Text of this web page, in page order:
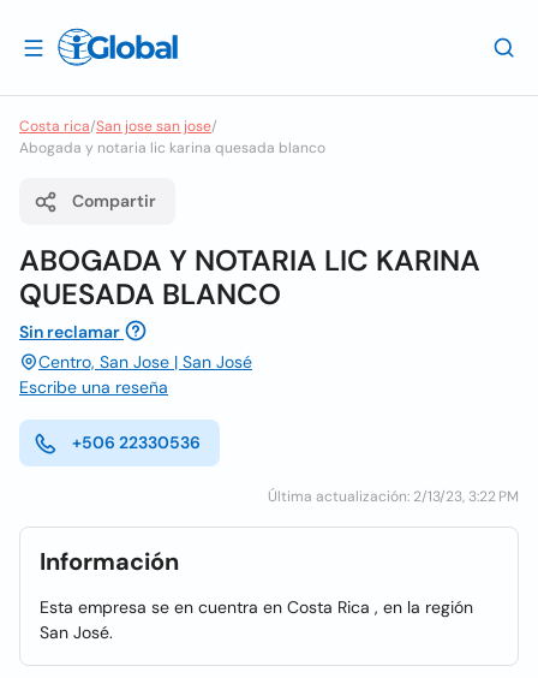
Costa rica/San jose san jose/
Abogada y notaria lic karina quesada blanco
Compartir
ABOGADA Y NOTARIA LIC KARINA
QUESADA BLANCO
Sin reclamar
Centro, San Jose | San José
Escribe una reseña
+506 22330536
Última actualización: 2/13/23, 3:22 PM
Información
Esta empresa se en cuentra en Costa Rica , en la región
San José.